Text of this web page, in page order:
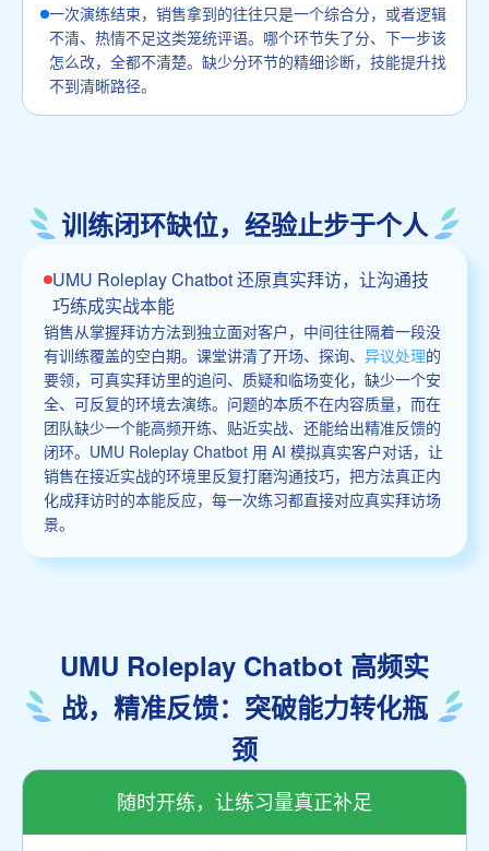
一次演练结束，销售拿到的往往只是一个综合分，或者逻辑
不清、热情不足这类笼统评语。哪个环节失了分、下一步该
怎么改，全都不清楚。缺少分环节的精细诊断，技能提升找
不到清晰路径。
训练闭环缺位，经验止步于个人
UMU Roleplay Chatbot 还原真实拜访，让沟通技
巧练成实战本能
销售从掌握拜访方法到独立面对客户，中间往往隔着一段没
有训练覆盖的空白期。课堂讲清了开场、探询、 异议处理的
要领，可真实拜访里的追问、质疑和临场变化，缺少一个安
全、可反复的环境去演练。问题的本质不在内容质量，而在
团队缺少一个能高频开练、贴近实战、还能给出精准反馈的
闭环。UMU Roleplay Chatbot 用 AI 模拟真实客户对话，让
销售在接近实战的环境里反复打磨沟通技巧，把方法真正内
化成拜访时的本能反应，每一次练习都直接对应真实拜访场
景。
UMU Roleplay Chatbot 高频实
战，精准反馈：突破能力转化瓶
颈
随时开练，让练习量真正补足